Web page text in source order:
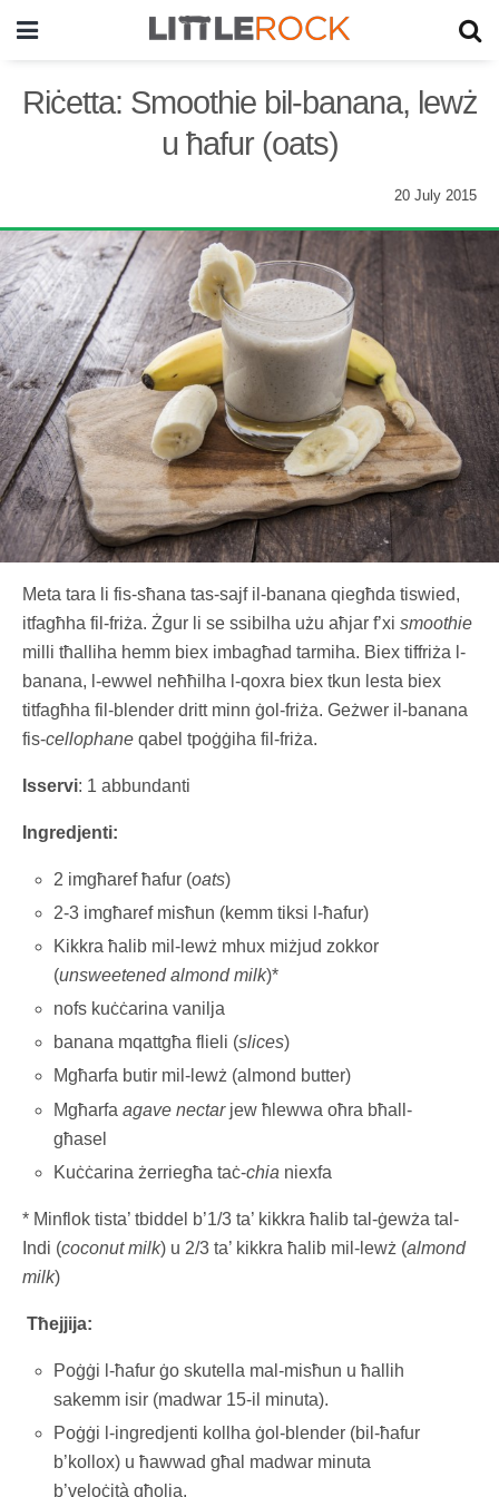
Riċetta: Smoothie bil-banana, lewż
u ħafur (oats)
20 July 2015
Meta tara li fis-sħana tas-sajf il-banana qiegħda tiswied,
itfagħha fil-friża. Żgur li se ssibilha użu aħjar f’xi smoothie
milli tħalliha hemm biex imbagħad tarmiha. Biex tiffriża l-
banana, l-ewwel neħħilha l-qoxra biex tkun lesta biex
titfagħha fil-blender dritt minn ġol-friża. Geżwer il-banana
fis-cellophane qabel tpoġġiha fil-friża.
Isservi: 1 abbundanti
Ingredjenti:
2 imgħaref ħafur (oats)
2-3 imgħaref misħun (kemm tiksi l-ħafur)
Kikkra ħalib mil-lewż mhux miżjud zokkor
(unsweetened almond milk)*
nofs kuċċarina vanilja
banana mqattgħa flieli (slices)
Mgħarfa butir mil-lewż (almond butter)
Mgħarfaagave nectarjew ħlewwa oħra bħall-
għasel
Kuċċarina żerriegħa taċ-chia niexfa
* Minflok tista’ tbiddel b’1/3 ta’ kikkra ħalib tal-ġewża tal-
Indi (coconut milk) u 2/3 ta’ kikkra ħalib mil-lewż (almond
milk)
Tħejjija:
Poġġi l-ħafur ġo skutella mal-misħun u ħallih
sakemm isir (madwar 15-il minuta).
Poġġi l-ingredjenti kollha ġol-blender (bil-ħafur
b’kollox) u ħawwad għal madwar minuta
b’veloċità għolja.